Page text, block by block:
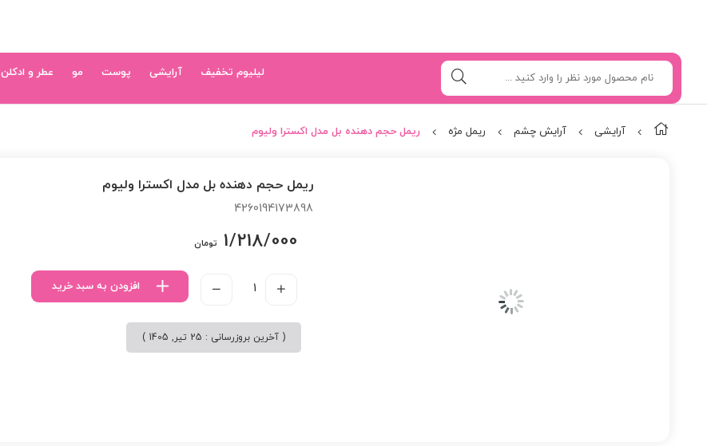
لیلیوم تخفیف آرایشی پوست مو عطر و ادکلن
آرایشی آرایش چشم ریمل مژه ریمل حجم دهنده بل مدل اکسترا ولیوم
ریمل حجم دهنده بل مدل اکسترا ولیوم
4260194173898
1/218/000 تومان
افزودن به سبد خرید
( آخرین بروزرسانی : 25 تیر, 1405 )